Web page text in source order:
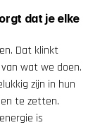
dat je elke
Dat klinkt
wat we doen.
zijn in hun
te zetten.
is